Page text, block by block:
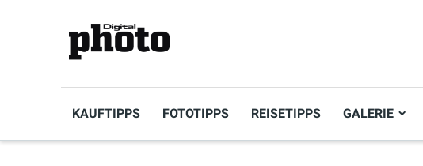
KAUFTIPPS FOTOTIPPS REISETIPPS GALERIE